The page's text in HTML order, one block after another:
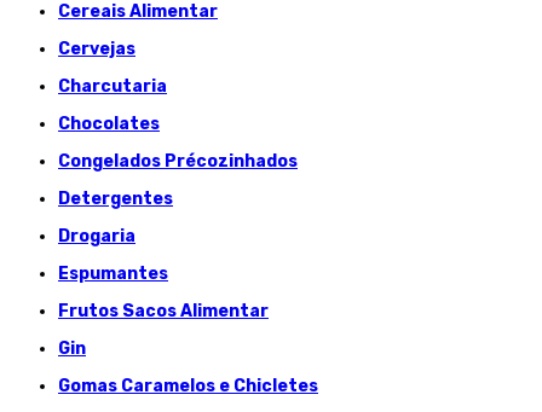
Cereais Alimentar
Cervejas
Charcutaria
Chocolates
Congelados Précozinhados
Detergentes
Drogaria
Espumantes
Frutos Sacos Alimentar
Gin
Gomas Caramelos e Chicletes